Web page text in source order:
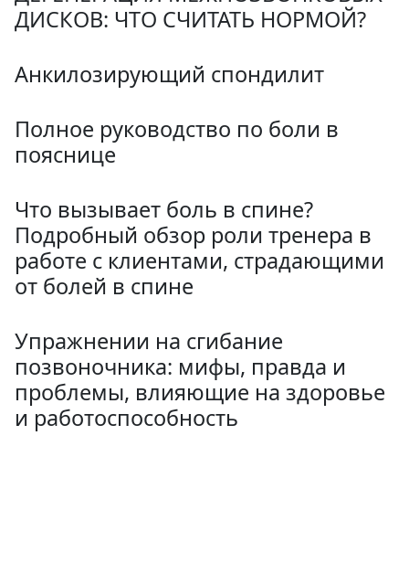
ДИСКОВ: ЧТО СЧИТАТЬ НОРМОЙ?
Анкилозирующий спондилит
Полное руководство по боли в
пояснице
Что вызывает боль в спине?
Подробный обзор роли тренера в
работе с клиентами, страдающими
от болей в спине
Упражнении на сгибание
позвоночника: мифы, правда и
проблемы, влияющие на здоровье
и работоспособность